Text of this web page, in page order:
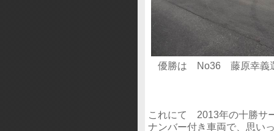
優勝は No36 藤原幸義
これにて 2013年の十勝サ
ナンバー付き車両で、思い